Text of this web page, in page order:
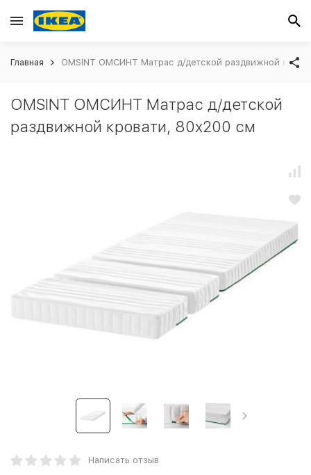
Главная OMSINT ОМСИНТ Матрас д/детской раздвижной
OMSINT ОМСИНТ Матрас д/детской
раздвижной кровати, 80x200 см
Написать отзыв